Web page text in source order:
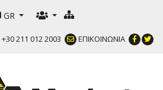
GR
+30 211 012 2003 ΕΠΙΚΟΙΝΩΝΙΑ